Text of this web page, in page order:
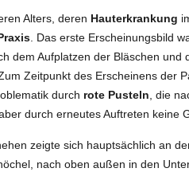
Alters, deren Hauterkrankung
. Das erste Erscheinungsbild
dem Aufplatzen der Bläschen
Zeitpunkt des Erscheinens der
durch rote Pusteln, die
durch erneutes Auftreten keine
zeigte sich hauptsächlich an
nach oben außen in den